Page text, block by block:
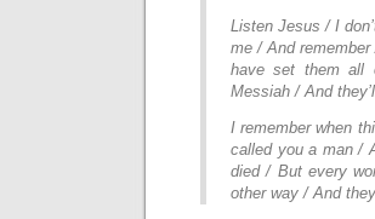
Listen Jesus / I
me / And remember
have set them all
Messiah / And
I remember when
called you a man /
died / But every
other way / And